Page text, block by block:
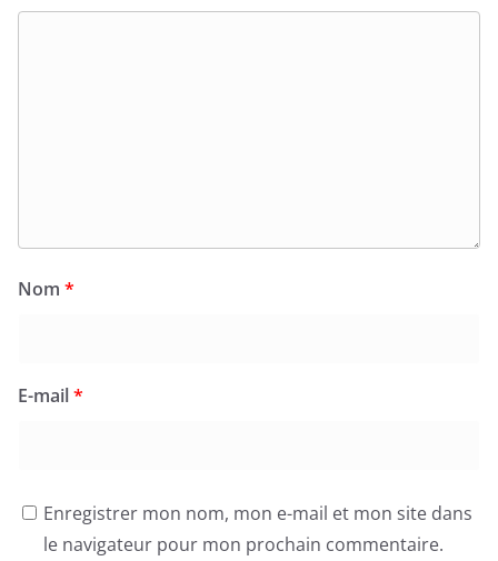
Nom *
E-mail*
Enregistrer mon nom, mon e-mail et mon site dans
le navigateur pour mon prochain commentaire.